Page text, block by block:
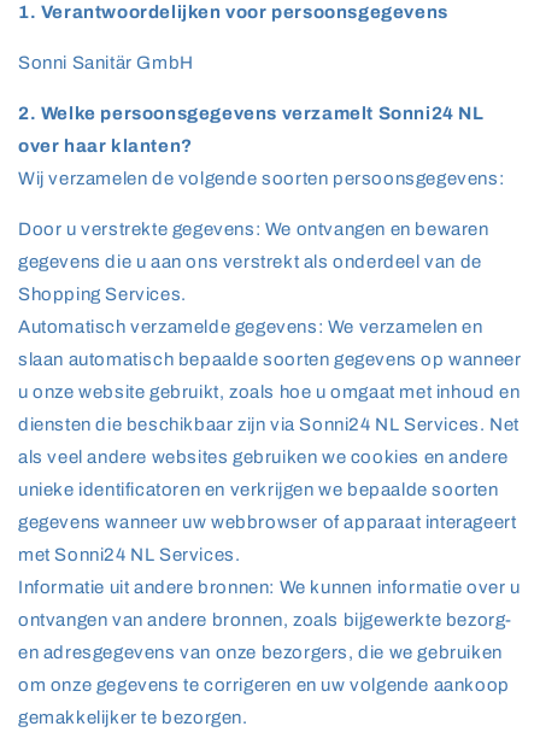
1. Verantwoordelijken voor persoonsgegevens
Sonni Sanitär GmbH
2. Welke persoonsgegevens verzamelt Sonni24 NL
over haar klanten?
Wij verzamelen de volgende soorten persoonsgegevens:
Door u verstrekte gegevens: We ontvangen en bewaren
gegevens die u aan ons verstrekt als onderdeel van de
Shopping Services.
Automatisch verzamelde gegevens: We verzamelen en
slaan automatisch bepaalde soorten gegevens op wanneer
u onze website gebruikt, zoals hoe u omgaat met inhoud en
diensten die beschikbaar zijn via Sonni24 NL Services. Net
als veel andere websites gebruiken we cookies en andere
unieke identificatoren en verkrijgen we bepaalde soorten
gegevens wanneer uw webbrowser of apparaat interageert
met Sonni24 NL Services.
Informatie uit andere bronnen: We kunnen informatie over u
ontvangen van andere bronnen, zoals bijgewerkte bezorg-
en adresgegevens van onze bezorgers, die we gebruiken
om onze gegevens te corrigeren en uw volgende aankoop
gemakkelijker te bezorgen.